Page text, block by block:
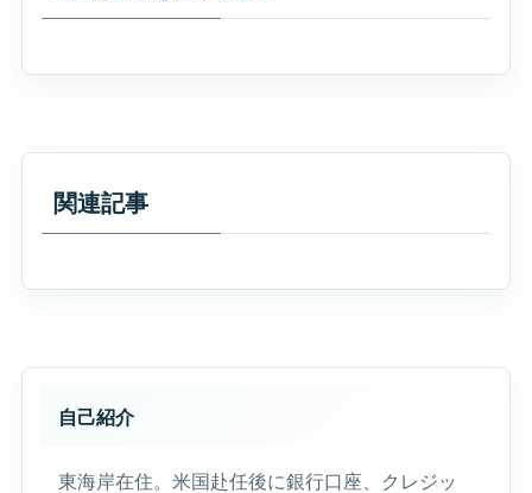
関連記事
自己紹介
東海岸在住。米国赴任後に銀行口座、クレジッ